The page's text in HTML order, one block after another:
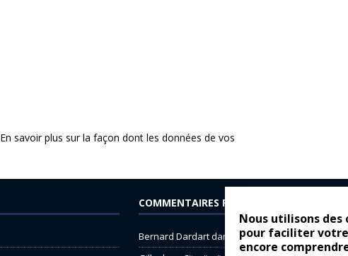
Nous utilisons
pour faciliter
encore
En savoir plus sur la façon dont les données de vos
COMMENTAIRES RÉCENTS
Bernard Dardartdans
Dacia Sandero : pour les